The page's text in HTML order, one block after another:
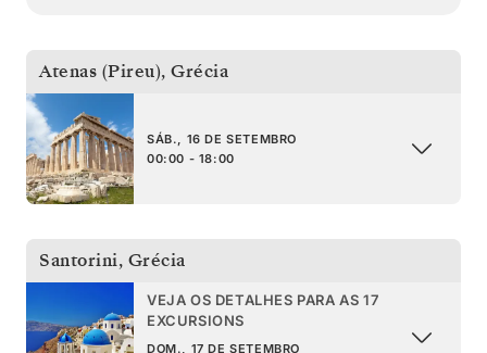
Atenas (Pireu), Grécia
SÁB., 16 DE SETEMBRO
00:00 - 18:00
Santorini, Grécia
VEJA OS DETALHES PARA AS 17
EXCURSIONS
DOM., 17 DE SETEMBRO